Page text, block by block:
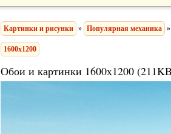
Картинки и рисунки » Популярная механика
1600x1200
Обои и картинки 1600x1200